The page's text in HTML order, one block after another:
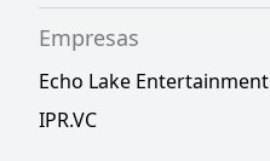
Empresas
Echo Lake Entertainment
IPR.VC